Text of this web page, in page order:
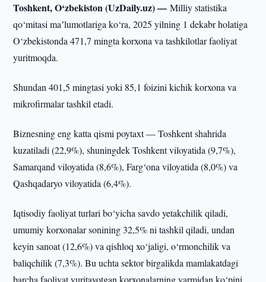
Toshkent, O‘zbekiston (UzDaily.uz) —Milliy statistika
qo‘mitasi maʼlumotlariga ko‘ra, 2025 yilning 1 dekabr holatiga
O‘zbekistonda 471,7 mingta korxona va tashkilotlar faoliyat
yuritmoqda.
Shundan 401,5 mingtasi yoki 85,1 foizini kichik korxona va
mikrofirmalar tashkil etadi.
Biznesning eng katta qismi poytaxt — Toshkent shahrida
kuzatiladi (22,9%), shuningdek Toshkent viloyatida (9,7%),
Samarqand viloyatida (8,6%), Farg‘ona viloyatida (8,0%) va
Qashqadaryo viloyatida (6,4%).
Iqtisodiy faoliyat turlari bo‘yicha savdo yetakchilik qiladi,
umumiy korxonalar sonining 32,5% ni tashkil qiladi, undan
keyin sanoat (12,6%) va qishloq xo‘jaligi, o‘rmonchilik va
baliqchilik (7,3%). Bu uchta sektor birgalikda mamlakatdagi
barcha faoliyat yuritayotgan korxonalarning yarmidan ko‘pini